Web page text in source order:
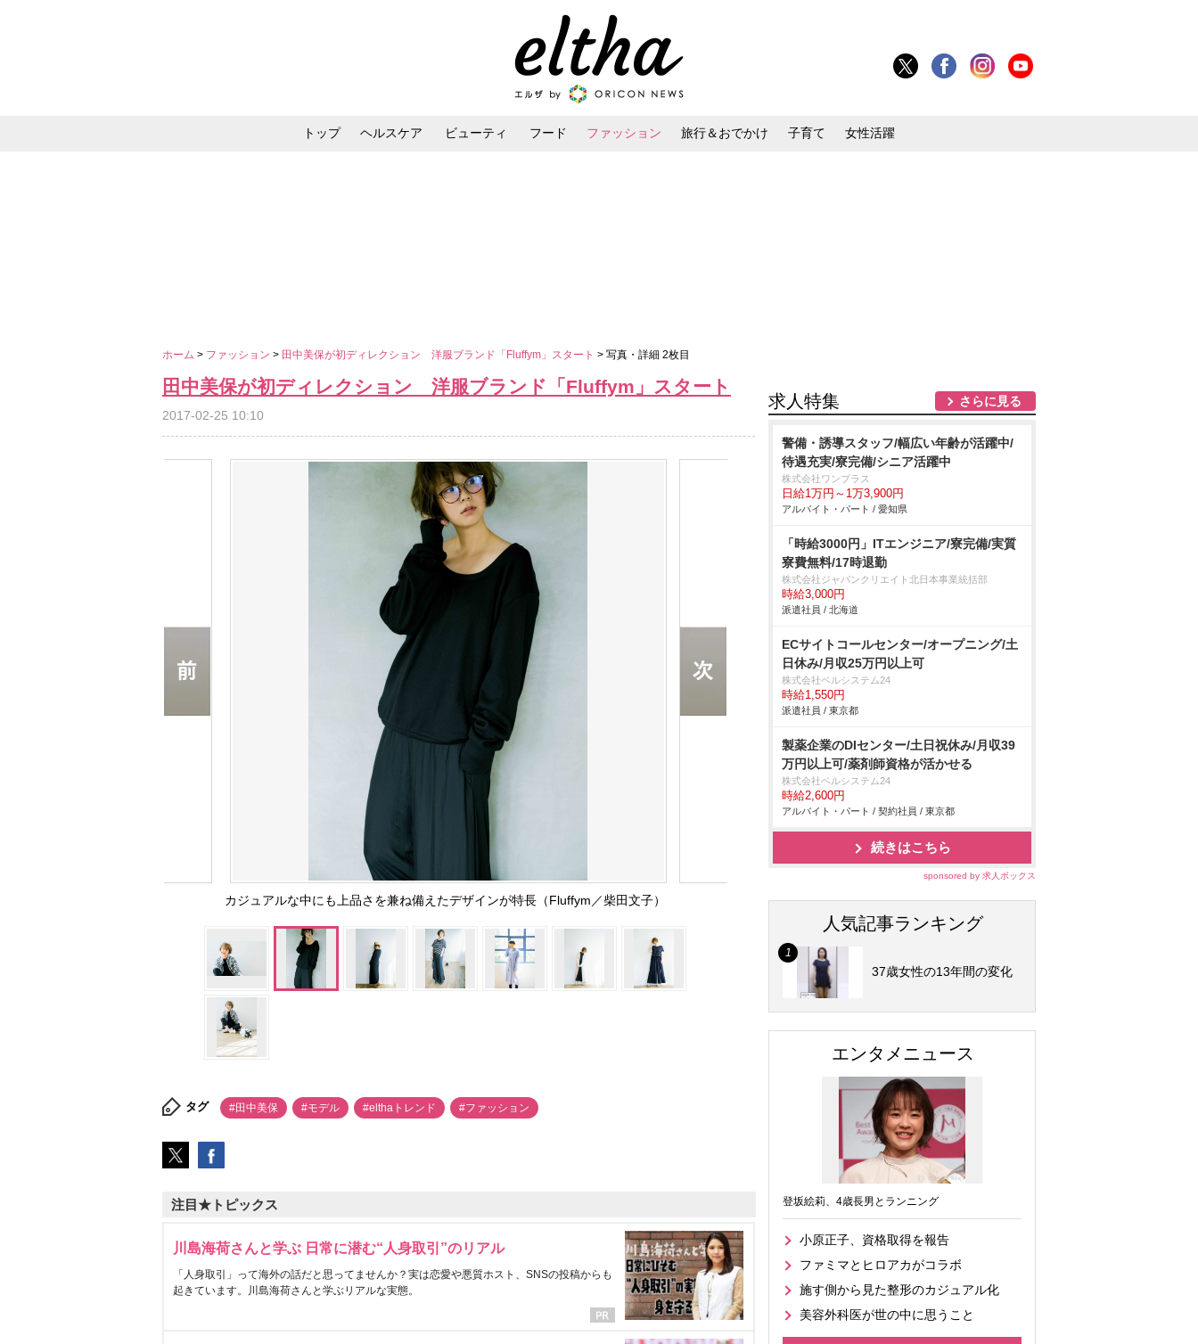
トップ ヘルスケア ビューティ フード ファッション 旅行＆おでかけ 子育て 女性活躍
ホーム > ファッション > 田中美保が初ディレクション 洋服ブランド「Fluffym」スタート > 写真・詳細 2枚目
田中美保が初ディレクション 洋服ブランド「Fluffym」スタート
2017-02-25 10:10
カジュアルな中にも上品さを兼ね備えたデザインが特長（Fluffym／柴田文子）
タグ #田中美保 #モデル #elthaトレンド #ファッション
注目★トピックス
川島海荷さんと学ぶ 日常に潜む“人身取引”のリアル
「人身取引」って海外の話だと思ってませんか？実は恋愛や悪質ホスト、SNSの投稿からも
起きています。川島海荷さんと学ぶリアルな実態。
求人特集 さらに見る
警備・誘導スタッフ/幅広い年齢が活躍中/
待遇充実/寮完備/シニア活躍中
株式会社ワンプラス
日給1万円～1万3,900円
アルバイト・パート / 愛知県
「時給3000円」ITエンジニア/寮完備/実質
寮費無料/17時退勤
株式会社ジャパンクリエイト北日本事業統括部
時給3,000円
派遣社員 / 北海道
ECサイトコールセンター/オープニング/土
日休み/月収25万円以上可
株式会社ベルシステム24
時給1,550円
派遣社員 / 東京都
製薬企業のDIセンター/土日祝休み/月収39
万円以上可/薬剤師資格が活かせる
株式会社ベルシステム24
時給2,600円
アルバイト・パート / 契約社員 / 東京都
続きはこちら
sponsored by 求人ボックス
人気記事ランキング
37歳女性の13年間の変化
エンタメニュース
登坂絵莉、4歳長男とランニング
小原正子、資格取得を報告
ファミマとヒロアカがコラボ
施す側から見た整形のカジュアル化
美容外科医が世の中に思うこと